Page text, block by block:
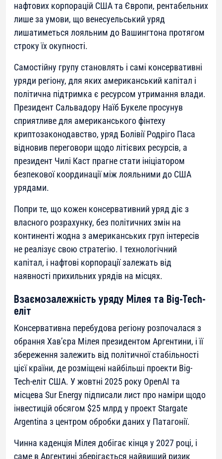
нафтових корпорацій США та Європи, рентабельних
лише за умови, що венесуельський уряд
лишатиметься лояльним до Вашингтона протягом
строку їх окупності.
Самостійну групу становлять і самі консервативні
уряди регіону, для яких американський капітал і
політична підтримка є ресурсом утримання влади.
Президент Сальвадору Наїб Букеле просунув
сприятливе для американського фінтеху
криптозаконодавство, уряд Болівії Родріго Паса
відновив переговори щодо літієвих ресурсів, а
президент Чилі Каст прагне стати ініціатором
безпекової координації між лояльними до США
урядами.
Попри те, що кожен консервативний уряд діє з
власного розрахунку, без політичних змін на
континенті жодна з американських груп інтересів
не реалізує свою стратегію. І технологічний
капітал, і нафтові корпорації залежать від
наявності прихильних урядів на місцях.
Взаємозалежність уряду Мілея та Big-Tech-
еліт
Консервативна перебудова регіону розпочалася з
обрання Хав’єра Мілея президентом Аргентини, і її
збереження залежить від політичної стабільності
цієї країни, де розміщені найбільші проекти Big-
Tech-еліт США. У жовтні 2025 року OpenAI та
місцева Sur Energy підписали лист про наміри щодо
інвестицій обсягом $25 млрд у проект Stargate
Argentina з центром обробки даних у Патагонії.
Чинна каденція Мілея добігає кінця у 2027 році, і
саме в Аргентині зберігається найвищий ризик